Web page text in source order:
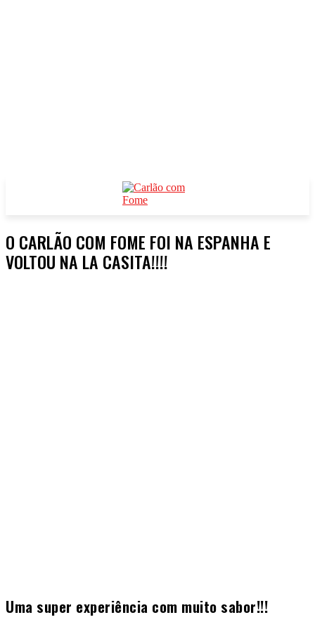
O CARLÃO COM FOME FOI NA ESPANHA E
VOLTOU NA LA CASITA!!!!
Uma super experiência com muito sabor!!!